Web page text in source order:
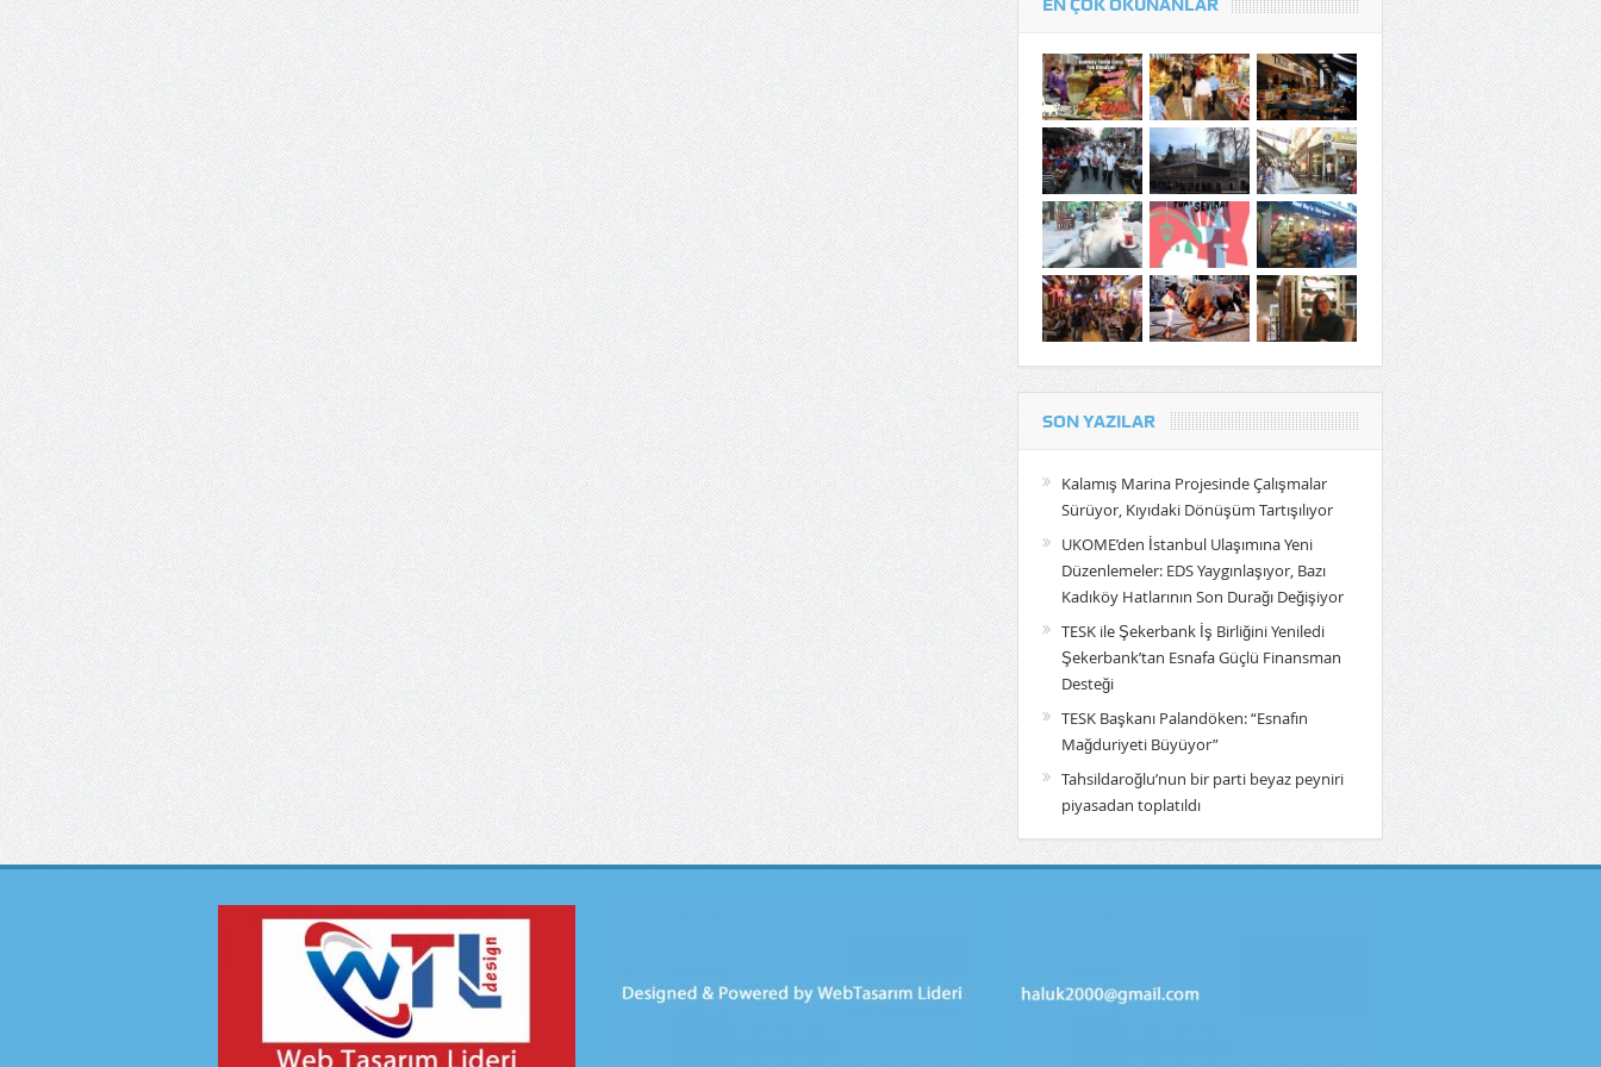
EN ÇOK OKUNANLAR
SON YAZILAR
Kalamış Marina Projesinde Çalışmalar
Sürüyor, Kıyıdaki Dönüşüm Tartışılıyor
UKOME’den İstanbul Ulaşımına Yeni
Düzenlemeler: EDS Yaygınlaşıyor, Bazı
Kadıköy Hatlarının Son Durağı Değişiyor
TESK ile Şekerbank İş Birliğini Yeniledi
Şekerbank’tan Esnafa Güçlü Finansman
Desteği
TESK Başkanı Palandöken: “Esnafın
Mağduriyeti Büyüyor”
Tahsildaroğlu’nun bir parti beyaz peyniri
piyasadan toplatıldı